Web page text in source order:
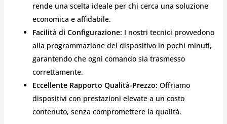
rende una scelta ideale per chi cerca una soluzione
economica e affidabile.
Facilità di Configurazione: I nostri tecnici provvedono
alla programmazione del dispositivo in pochi minuti,
garantendo che ogni comando sia trasmesso
correttamente.
Eccellente Rapporto Qualità-Prezzo: Offriamo
dispositivi con prestazioni elevate a un costo
contenuto, senza compromettere la qualità.